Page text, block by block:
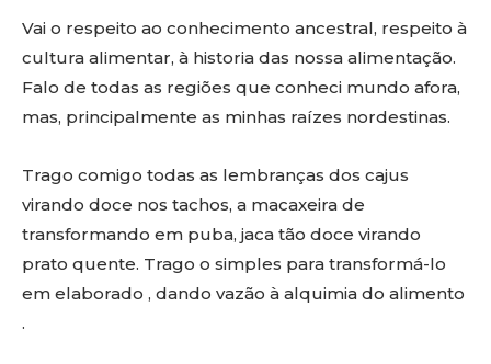
Vai o respeito ao conhecimento ancestral, respeito à
cultura alimentar, à historia das nossa alimentação.
Falo de todas as regiões que conheci mundo afora,
mas, principalmente as minhas raízes nordestinas.
Trago comigo todas as lembranças dos cajus
virando doce nos tachos, a macaxeira de
transformando em puba, jaca tão doce virando
prato quente. Trago o simples para transformá-lo
em elaborado , dando vazão à alquimia do alimento
.